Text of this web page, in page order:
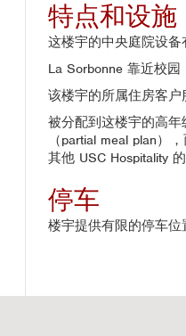
特点和设施
这楼宇的中央庭院设备
La Sorbonne 靠近校园
该楼宇的所属住房客户
被分配到这楼宇的高
（partial meal plan）
其他 USC Hospitality 的
停车
楼宇提供有限的停车位